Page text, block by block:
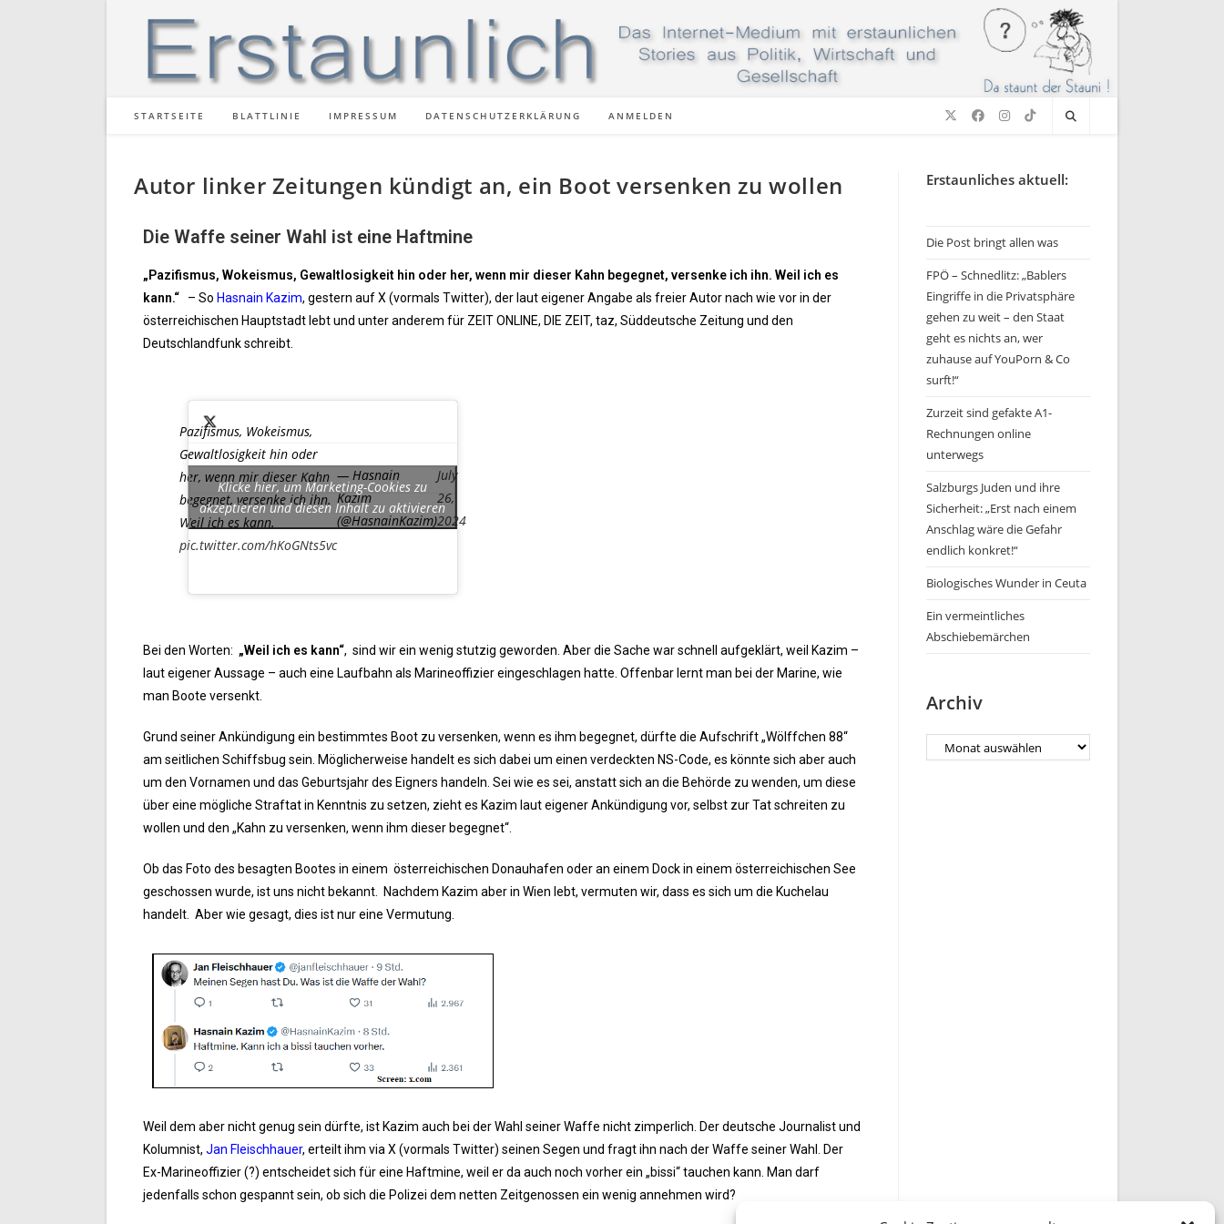
STARTSEITE BLATTLINIE IMPRESSUM DATENSCHUTZERKLÄRUNG ANMELDEN
Autor linker Zeitungen kündigt an, ein Boot versenken zu wollen
Die Waffe seiner Wahl ist eine Haftmine
„Pazifismus, Wokeismus, Gewaltlosigkeit hin oder her, wenn mir dieser Kahn begegnet, versenke ich ihn. Weil ich es
kann.“ – So Hasnain Kazim, gestern auf X (vormals Twitter), der laut eigener Angabe als freier Autor nach wie vor in der
österreichischen Hauptstadt lebt und unter anderem für ZEIT ONLINE, DIE ZEIT, taz, Süddeutsche Zeitung und den
Deutschlandfunk schreibt.
Pazifismus, Wokeismus,
Gewaltlosigkeit hin oder
her, wenn mir dieser Kahn
begegnet, versenke ich ihn.
Weil ich es kann.
pic.twitter.com/hKoGNts5vc
— Hasnain
Kazim
(@HasnainKazim)
July
26,
2024
Klicke hier, um Marketing-Cookies zu
akzeptieren und diesen Inhalt zu aktivieren
Bei den Worten: „Weil ich es kann“, sind wir ein wenig stutzig geworden. Aber die Sache war schnell aufgeklärt, weil Kazim –
laut eigener Aussage – auch eine Laufbahn als Marineoffizier eingeschlagen hatte. Offenbar lernt man bei der Marine, wie
man Boote versenkt.
Grund seiner Ankündigung ein bestimmtes Boot zu versenken, wenn es ihm begegnet, dürfte die Aufschrift „Wölffchen 88“
am seitlichen Schiffsbug sein. Möglicherweise handelt es sich dabei um einen verdeckten NS-Code, es könnte sich aber auch
um den Vornamen und das Geburtsjahr des Eigners handeln. Sei wie es sei, anstatt sich an die Behörde zu wenden, um diese
über eine mögliche Straftat in Kenntnis zu setzen, zieht es Kazim laut eigener Ankündigung vor, selbst zur Tat schreiten zu
wollen und den „Kahn zu versenken, wenn ihm dieser begegnet“.
Ob das Foto des besagten Bootes in einem österreichischen Donauhafen oder an einem Dock in einem österreichischen See
geschossen wurde, ist uns nicht bekannt. Nachdem Kazim aber in Wien lebt, vermuten wir, dass es sich um die Kuchelau
handelt. Aber wie gesagt, dies ist nur eine Vermutung.
Weil dem aber nicht genug sein dürfte, ist Kazim auch bei der Wahl seiner Waffe nicht zimperlich. Der deutsche Journalist und
Kolumnist, Jan Fleischhauer, erteilt ihm via X (vormals Twitter) seinen Segen und fragt ihn nach der Waffe seiner Wahl. Der
Ex-Marineoffizier (?) entscheidet sich für eine Haftmine, weil er da auch noch vorher ein „bissi“ tauchen kann. Man darf
jedenfalls schon gespannt sein, ob sich die Polizei dem netten Zeitgenossen ein wenig annehmen wird?
Erstaunliches aktuell:
Die Post bringt allen was
FPÖ – Schnedlitz: „Bablers
Eingriffe in die Privatsphäre
gehen zu weit – den Staat
geht es nichts an, wer
zuhause auf YouPorn & Co
surft!“
Zurzeit sind gefakte A1-
Rechnungen online
unterwegs
Salzburgs Juden und ihre
Sicherheit: „Erst nach einem
Anschlag wäre die Gefahr
endlich konkret!“
Biologisches Wunder in Ceuta
Ein vermeintliches
Abschiebemärchen
Archiv